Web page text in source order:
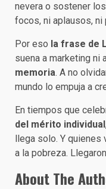
nevera o sostener
focos, ni aplausos, ni
Por eso la frase de
suena a marketing ni
memoria. A no
mundo lo empuja a
En tiempos que
del mérito individual
llega solo. Y quienes
a la pobreza. Llegaron
About The